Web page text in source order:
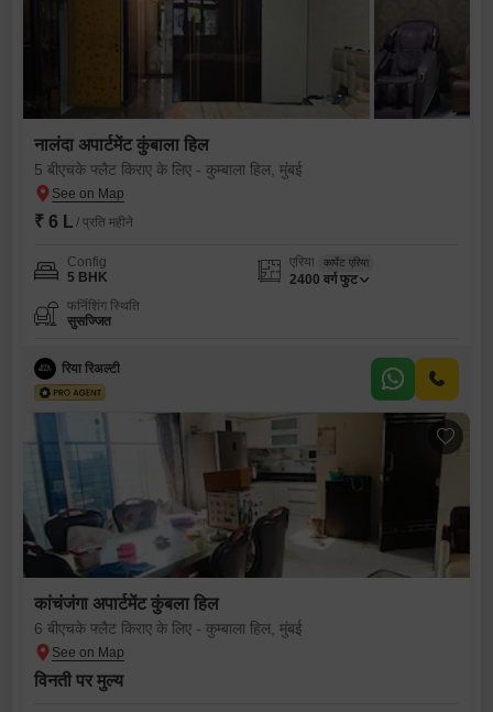
नालंदा अपार्टमेंट कुंबाला हिल
5 बीएचके फ्लैट किराए के लिए - कुम्बाला हिल, मुंबई
₹ 6 L / प्रति महीने
Config
5 BHK
एरिया कार्पेट एरिया
2400 वर्ग फुट
फर्निशिंग स्थिति
सुसज्जित
रिया रिअल्टी
कांचंजंगा अपार्टमेंट कुंबला हिल
6 बीएचके फ्लैट किराए के लिए - कुम्बाला हिल, मुंबई
विनती पर मुल्य